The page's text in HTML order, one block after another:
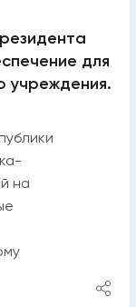
для
учреждения.
на